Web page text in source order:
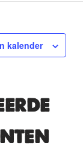
kalender